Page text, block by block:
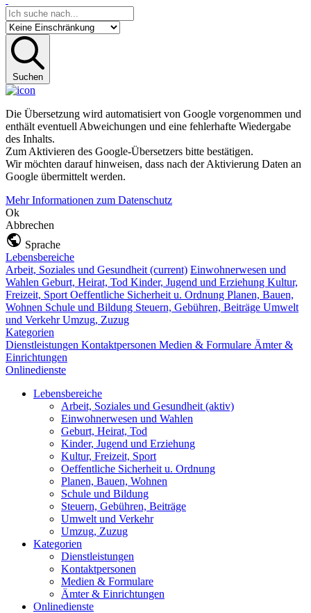
Suchen
Die Übersetzung wird automatisiert von Google vorgenommen und
enthält eventuell Abweichungen und eine fehlerhafte Wiedergabe
des Inhalts.
Zum Aktivieren des Google-Übersetzers bitte bestätigen.
Wir möchten darauf hinweisen, dass nach der Aktivierung Daten an
Google übermittelt werden.
Mehr Informationen zum Datenschutz
Ok
Abbrechen
Sprache
Lebensbereiche
Arbeit, Soziales und Gesundheit (current) Einwohnerwesen und
Wahlen Geburt, Heirat, Tod Kinder, Jugend und Erziehung Kultur,
Freizeit, Sport Oeffentliche Sicherheit u. Ordnung Planen, Bauen,
Wohnen Schule und Bildung Steuern, Gebühren, Beiträge Umwelt
und VerkehrUmzug, Zuzug
Kategorien
Dienstleistungen Kontaktpersonen Medien & Formulare Ämter &
Einrichtungen
Onlinedienste
Lebensbereiche
Arbeit, Soziales und Gesundheit (aktiv)
Einwohnerwesen und Wahlen
Geburt, Heirat, Tod
Kinder, Jugend und Erziehung
Kultur, Freizeit, Sport
Oeffentliche Sicherheit u. Ordnung
Planen, Bauen, Wohnen
Schule und Bildung
Steuern, Gebühren, Beiträge
Umwelt und Verkehr
Umzug, Zuzug
Kategorien
Dienstleistungen
Kontaktpersonen
Medien & Formulare
Ämter & Einrichtungen
Onlinedienste